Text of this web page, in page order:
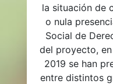
la situación de
o nula
Social de
del proyecto,
2019 se han
entre distintos